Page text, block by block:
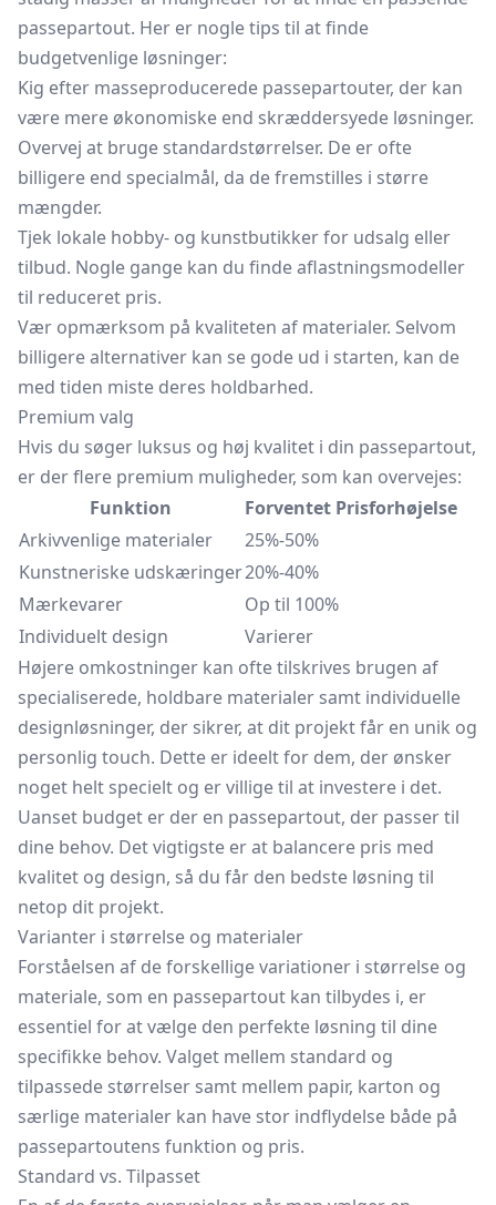
passepartout. Her er nogle tips til at finde
budgetvenlige løsninger:
Kig efter masseproducerede passepartouter, der kan
være mere økonomiske end skræddersyede løsninger.
Overvej at bruge standardstørrelser. De er ofte
billigere end specialmål, da de fremstilles i større
mængder.
Tjek lokale hobby- og kunstbutikker for udsalg eller
tilbud. Nogle gange kan du finde aflastningsmodeller
til reduceret pris.
Vær opmærksom på kvaliteten af materialer. Selvom
billigere alternativer kan se gode ud i starten, kan de
med tiden miste deres holdbarhed.
Premium valg
Hvis du søger luksus og høj kvalitet i din passepartout,
er der flere premium muligheder, som kan overvejes:
Funktion
Forventet Prisforhøjelse
Arkivvenlige materialer
25%-50%
Kunstneriske udskæringer20%-40%
Mærkevarer
Op til 100%
Individuelt design
Varierer
Højere omkostninger kan ofte tilskrives brugen af
specialiserede, holdbare materialer samt individuelle
designløsninger, der sikrer, at dit projekt får en unik og
personlig touch. Dette er ideelt for dem, der ønsker
noget helt specielt og er villige til at investere i det.
Uanset budget er der en passepartout, der passer til
dine behov. Det vigtigste er at balancere pris med
kvalitet og design, så du får den bedste løsning til
netop dit projekt.
Varianter i størrelse og materialer
Forståelsen af de forskellige variationer i størrelse og
materiale, som en passepartout kan tilbydes i, er
essentiel for at vælge den perfekte løsning til dine
specifikke behov. Valget mellem standard og
tilpassede størrelser samt mellem papir, karton og
særlige materialer kan have stor indflydelse både på
passepartoutens funktion og pris.
Standard vs. Tilpasset